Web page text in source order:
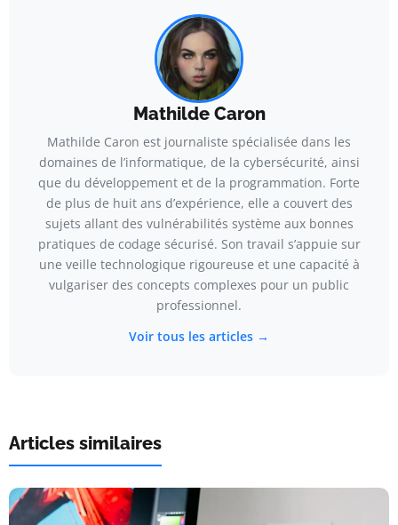
Mathilde Caron
Mathilde Caron est journaliste spécialisée dans les
domaines de l’informatique, de la cybersécurité, ainsi
que du développement et de la programmation. Forte
de plus de huit ans d’expérience, elle a couvert des
sujets allant des vulnérabilités système aux bonnes
pratiques de codage sécurisé. Son travail s’appuie sur
une veille technologique rigoureuse et une capacité à
vulgariser des concepts complexes pour un public
professionnel.
Voir tous les articles →
Articles similaires